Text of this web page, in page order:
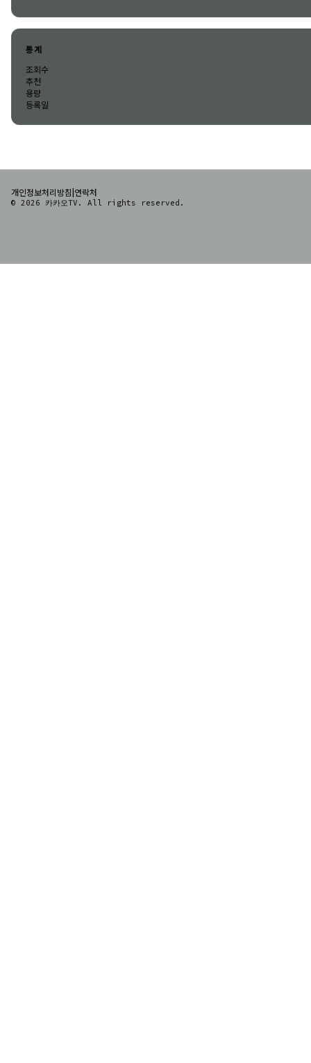
통계
조회수
추천
용량
등록일
개인정보처리방침|연락처
© 2026 카카오TV. All rights reserved.